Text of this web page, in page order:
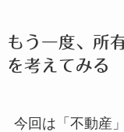
もう一度、所
を考えてみる
今回は「不動産